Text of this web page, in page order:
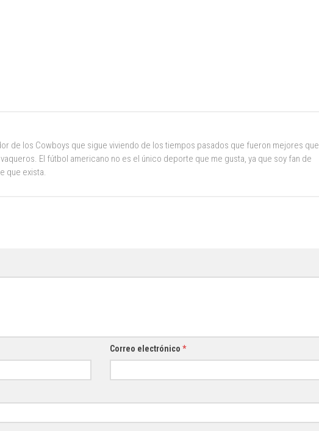
de los Cowboys que sigue viviendo de los tiempos pasados que fueron mejores que
El fútbol americano no es el único deporte que me gusta, ya que soy fan de
que exista.
Correo electrónico *